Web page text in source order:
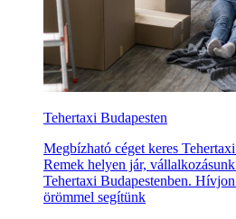
Tehertaxi Budapesten
Megbízható céget keres
Remek helyen jár,
Tehertaxi Budapestenben.
örömmel segítünk